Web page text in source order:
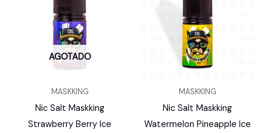
AGOTADO
MASKKING
Nic Salt Maskking
Strawberry Berry Ice
MASKKING
Nic Salt Maskking
Watermelon Pineapple Ice